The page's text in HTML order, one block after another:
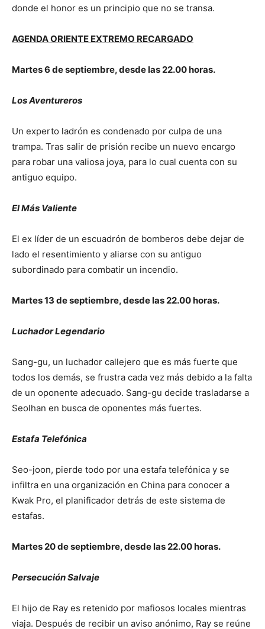
donde el honor es un principio que no se transa.
AGENDA ORIENTE EXTREMO RECARGADO
Martes 6 de septiembre, desde las 22.00 horas.
Los Aventureros
Un experto ladrón es condenado por culpa de una
trampa. Tras salir de prisión recibe un nuevo encargo
para robar una valiosa joya, para lo cual cuenta con su
antiguo equipo.
El Más Valiente
El ex líder de un escuadrón de bomberos debe dejar de
lado el resentimiento y aliarse con su antiguo
subordinado para combatir un incendio.
Martes 13 de septiembre, desde las 22.00 horas.
Luchador Legendario
Sang-gu, un luchador callejero que es más fuerte que
todos los demás, se frustra cada vez más debido a la falta
de un oponente adecuado. Sang-gu decide trasladarse a
Seolhan en busca de oponentes más fuertes.
Estafa Telefónica
Seo-joon, pierde todo por una estafa telefónica y se
infiltra en una organización en China para conocer a
Kwak Pro, el planificador detrás de este sistema de
estafas.
Martes 20 de septiembre, desde las 22.00 horas.
Persecución Salvaje
El hijo de Ray es retenido por mafiosos locales mientras
viaja. Después de recibir un aviso anónimo, Ray se reúne